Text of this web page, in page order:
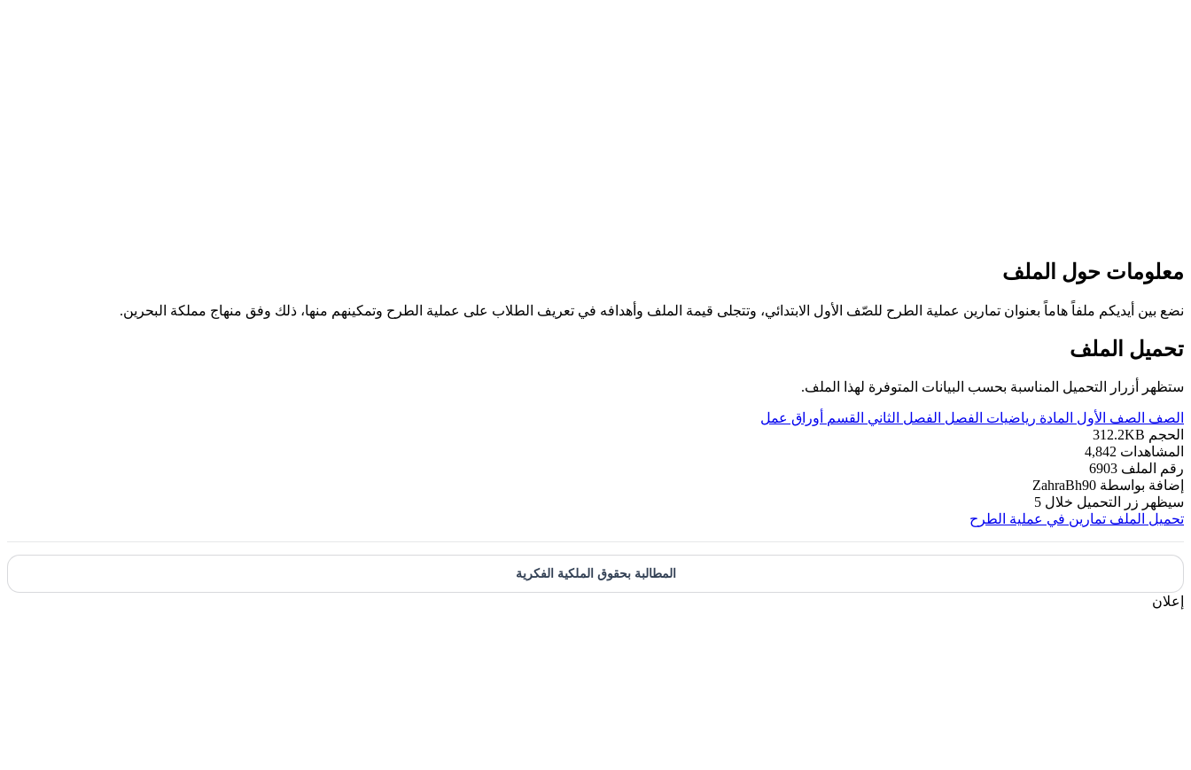
معلومات حول الملف
نضع بين أيديكم ملفاً هاماً بعنوان تمارين عملية الطرح للصّف الأول الابتدائي، وتتجلى قيمة الملف وأهدافه في تعريف الطلاب على عملية الطرح وتمكينهم منها، ذلك وفق منهاج مملكة البحرين.
تحميل الملف
ستظهر أزرار التحميل المناسبة بحسب البيانات المتوفرة لهذا الملف.
الصف الصف الأول المادة رياضيات الفصل الفصل الثاني القسم أوراق عمل
الحجم 312.2KB
المشاهدات 4,842
رقم الملف 6903
إضافة بواسطة ZahraBh90
سيظهر زر التحميل خلال 5
تحميل الملف تمارين في عملية الطرح
المطالبة بحقوق الملكية الفكرية
إعلان